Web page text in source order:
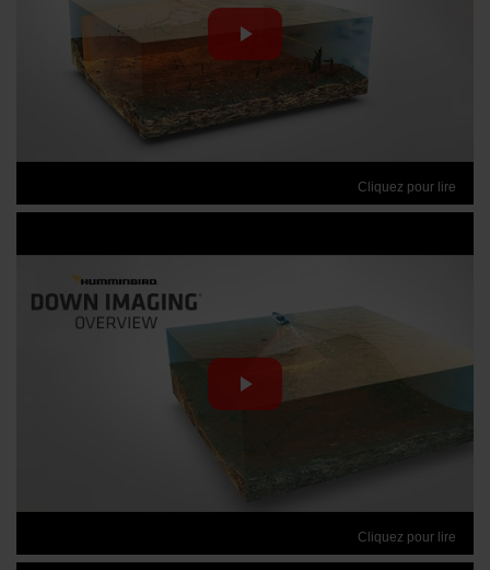
Cliquez pour lire
Cliquez pour lire